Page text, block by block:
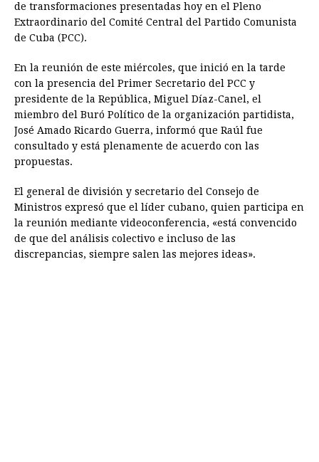
de transformaciones presentadas hoy en el Pleno
Extraordinario del Comité Central del Partido Comunista
de Cuba (PCC).
En la reunión de este miércoles, que inició en la tarde
con la presencia del Primer Secretario del PCC y
presidente de la República, Miguel Díaz-Canel, el
miembro del Buró Político de la organización partidista,
José Amado Ricardo Guerra, informó que Raúl fue
consultado y está plenamente de acuerdo con las
propuestas.
El general de división y secretario del Consejo de
Ministros expresó que el líder cubano, quien participa en
la reunión mediante videoconferencia, «está convencido
de que del análisis colectivo e incluso de las
discrepancias, siempre salen las mejores ideas».